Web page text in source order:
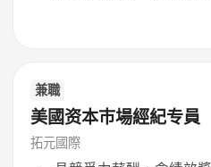
兼職
美國资本巿場經紀专員
拓元國際